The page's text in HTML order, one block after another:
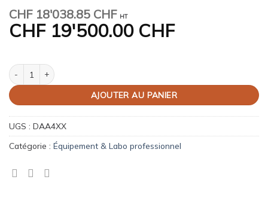
CHF18'038.85 CHF HT
CHF19'500.00 CHF
quantité de Diviseuse-bouleuse automatique – têtes amovibles
AJOUTER AU PANIER
UGS : DAA4XX
Catégorie : Équipement & Labo professionnel